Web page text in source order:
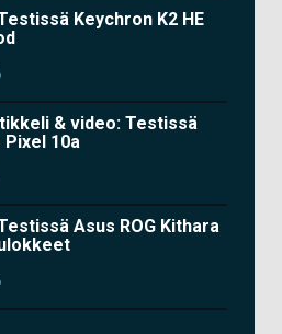
Keychron K2 HE
& video: Testissä
Pixel 10a
Asus ROG Kithara